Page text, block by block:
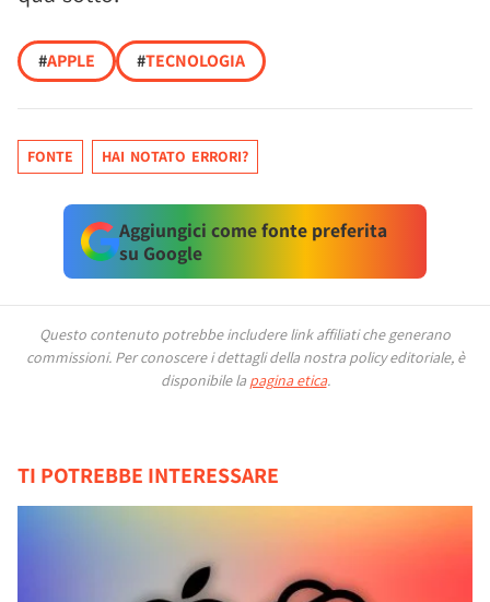
#APPLE #TECNOLOGIA
FONTE HAI NOTATO ERRORI?
Aggiungici come fonte preferita
su Google
Questo contenuto potrebbe includere link affiliati che generano
commissioni. Per conoscere i dettagli della nostra policy editoriale, è
disponibile la pagina etica.
TI POTREBBE INTERESSARE